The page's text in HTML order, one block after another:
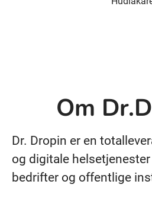
Om
Dr. Dropin er en
og digitale
bedrifter og offentlige